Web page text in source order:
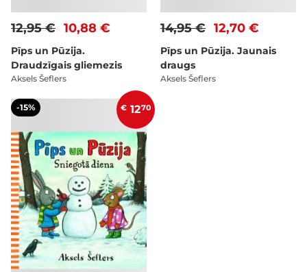
10,88 €
12,95 €
Pīps un Pūzija.
Draudzīgais gliemezis
Aksels Šeflers
12,70 €
14,95 €
Pīps un Pūzija. Jaunais
draugs
Aksels Šeflers
-15% € 1270